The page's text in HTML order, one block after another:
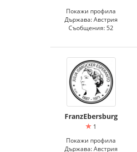
Покажи профила
Държава: Австрия
Съобщения: 52
FranzEbersburg
1
Покажи профила
Държава: Австрия